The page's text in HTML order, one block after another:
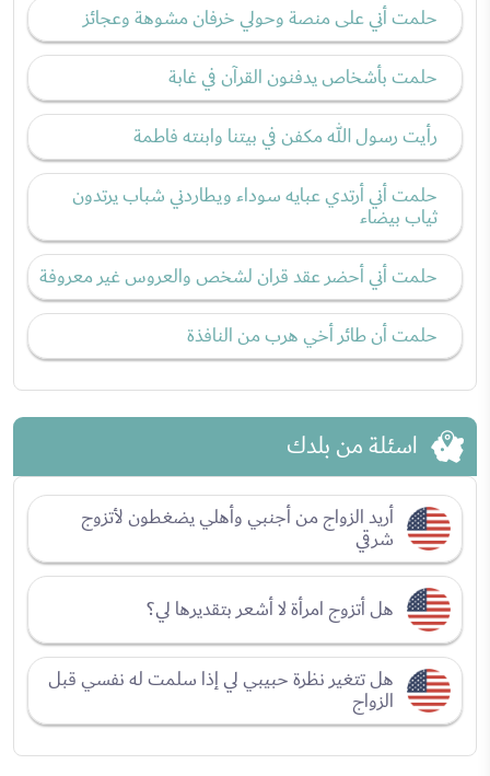
حلمت أني على منصة وحولي خرفان مشوهة وعجائز
حلمت بأشخاص يدفنون القرآن في غابة
رأيت رسول الله مكفن في بيتنا وابنته فاطمة
حلمت أني أرتدي عبايه سوداء ويطاردني شباب يرتدون
ثياب بيضاء
حلمت أني أحضر عقد قران لشخص والعروس غير معروفة
حلمت أن طائر أخي هرب من النافذة
اسئلة من بلدك
أريد الزواج من أجنبي وأهلي يضغطون لأتزوج
شرقي
هل أتزوج امرأة لا أشعر بتقديرها لي؟
هل تتغير نظرة حبيبي لي إذا سلمت له نفسي قبل
الزواج